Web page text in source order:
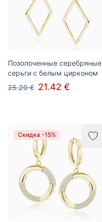
Позолоченные серебряные
серьги с белым цирконом
25.20 € 21.42 €
Скидка -15%